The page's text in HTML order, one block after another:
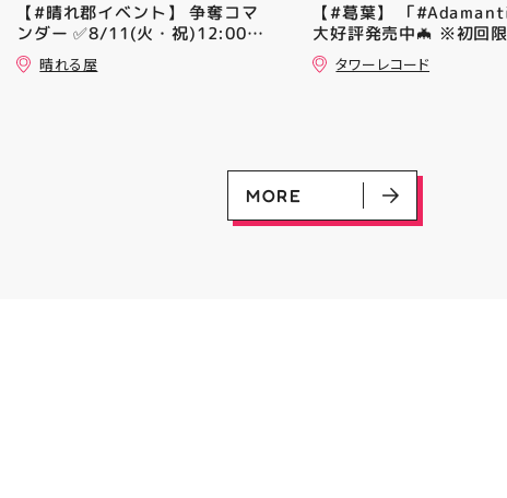
【#晴れ郡イベント】 争奪コマ
ンダー ✅8/11(火・祝)12:00~
⚔️イベント構成⚔️ スイスドロー
+決勝ラウンド 🏆賞品一覧🏆
晴れる屋
【#葛葉】 「
大好評発売中🦇 ※初回
A、Bは店頭分在庫切れ
す🙇‍♀️ 発売を記念したコ
▼お取置きはこちらから
タワーレコード
MORE